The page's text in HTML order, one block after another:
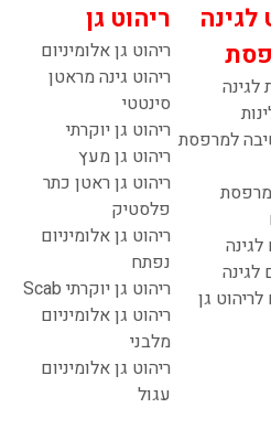
לגינה
לגינה
למרפסת
לריהוט גן
ריהוט גן
ריהוט גן אלומיניום
ריהוט גינה מראטן
סינטטי
ריהוט גן יוקרתי
ריהוט גן מעץ
ריהוט גן ראטן כתר
פלסטיק
ריהוט גן אלומיניום
נפתח
ריהוט גן יוקרתי Scab
ריהוט גן אלומיניום
מלבני
ריהוט גן אלומיניום
עגול